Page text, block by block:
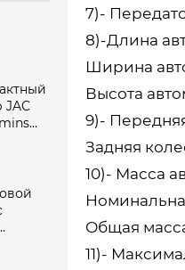
JAC
7)-
8)-Длина
Ширина
Высота
9)-
Задняя
10)- Масса
Общая
11)-